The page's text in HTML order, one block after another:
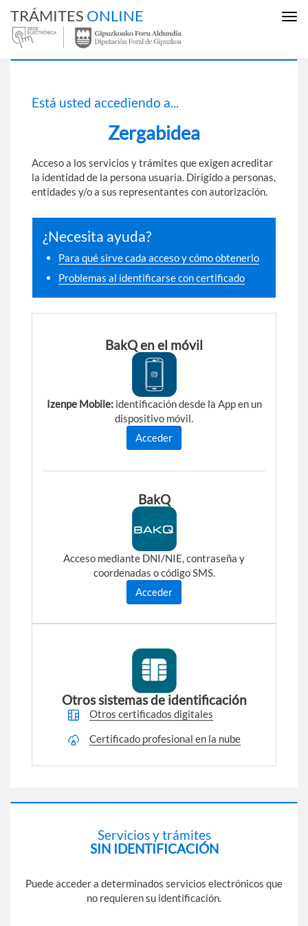
TRÁMITES ONLINE
Está usted accediendo a...
Zergabidea
Acceso a los servicios y trámites que exigen acreditar
la identidad de la persona usuaria. Dirigido a personas,
entidades y/o a sus representantes con autorización.
¿Necesita ayuda?
Para qué sirve cada acceso y cómo obtenerlo
Problemas al identificarse con certificado
BakQ en el móvil
Izenpe Mobile:identificación desde la App en un
dispositivo móvil.
Acceder
BakQ
Acceso mediante DNI/NIE, contraseña y
coordenadas o código SMS.
Acceder
Otros sistemas de identificación
Otros certificados digitales
Certificado profesional en la nube
Servicios y trámites
SIN IDENTIFICACIÓN
Puede acceder a determinados servicios electrónicos que
no requieren su identificación.